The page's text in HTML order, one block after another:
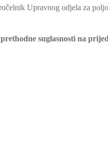
Upravnog odjela za
suglasnosti na